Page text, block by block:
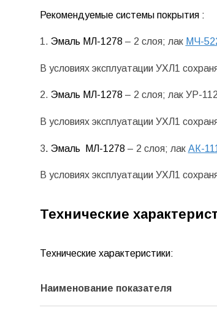
Рекомендуемые системы покрытия :
1. Эмаль МЛ-1278– 2 слоя; лак МЧ-
В условиях эксплуатации УХЛ1
2. Эмаль МЛ-1278– 2 слоя; лак УР-
В условиях эксплуатации УХЛ1
3. Эмаль МЛ-1278 – 2 слоя; лак АК-
В условиях эксплуатации УХЛ1
Технические
Технические характеристики:
Наименование показателя